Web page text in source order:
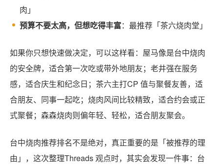
肉」
预算不要太高，但想吃得丰富：最推荐「茶六烧肉堂」
如果你只想快速做决定，可以这样看：屋马像是台中烧肉
的安全牌，适合第一次吃或带外地朋友；老井强在服务
感，适合庆生和纪念日；茶六主打CP 值与聚餐友善，适
合朋友、同事一起吃；烧肉风间比较精致，适合约会或正
式聚餐；森森烧肉则偏年轻、轻松，适合朋友聚会。
台中烧肉推荐排名不是绝对，真正重要的是「被推荐的理
由」，这次整理Threads 观点时，其实会发现一件事：台